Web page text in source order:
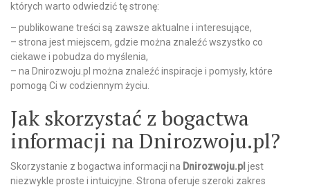
których warto odwiedzić tę stronę:
– publikowane treści są zawsze aktualne i interesujące,
– strona jest miejscem, gdzie można znaleźć wszystko co
ciekawe i pobudza do myślenia,
– na Dnirozwoju.pl można znaleźć inspiracje i pomysły, które
pomogą Ci w codziennym życiu.
Jak skorzystać z bogactwa
informacji na Dnirozwoju.pl?
Skorzystanie z bogactwa informacji na Dnirozwoju.pl jest
niezwykle proste i intuicyjne. Strona oferuje szeroki zakres